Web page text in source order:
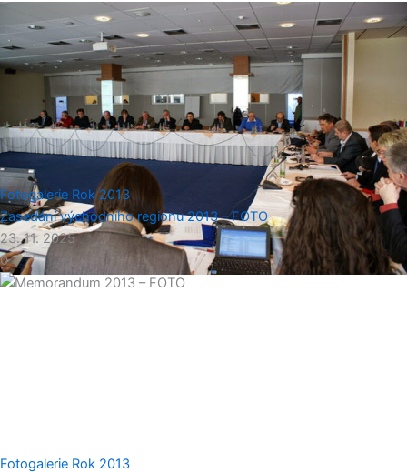
Fotogalerie Rok 2013
Zasedání východního regionu 2013 – FOTO
23. 11. 2025
0
Fotogalerie Rok 2013